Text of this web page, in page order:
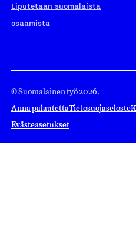
Liputetaan suomalaista
osaamista
© Suomalainen työ 2026.
Anna palautettaTietosuojaseloste
Evästeasetukset